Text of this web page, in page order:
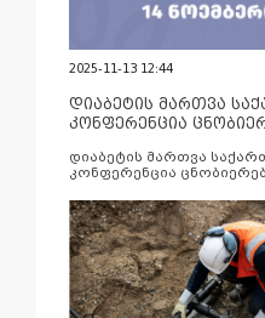
2025-11-13 12:44
დიაბეტის მართვა
კონფერენცია
დიაბეტის მართვა
კონფერენცია